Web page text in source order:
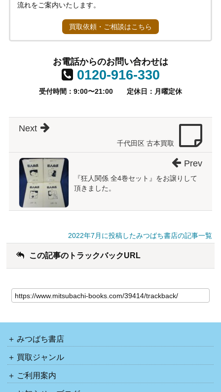
流れをご案内いたします。
買取依頼・ご相談はこちら
お電話からのお問い合わせは
0120-916-330
受付時間：9:00〜21:00 定休日：月曜定休
千代田区 古本買取
Next
『狂人関係 全4巻セット』をお譲りして
頂きました。
Prev
2022年7月に投稿したみつばち書店の記事一覧
この記事のトラックバックURL
みつばち書店
買取ジャンル
ご利用案内